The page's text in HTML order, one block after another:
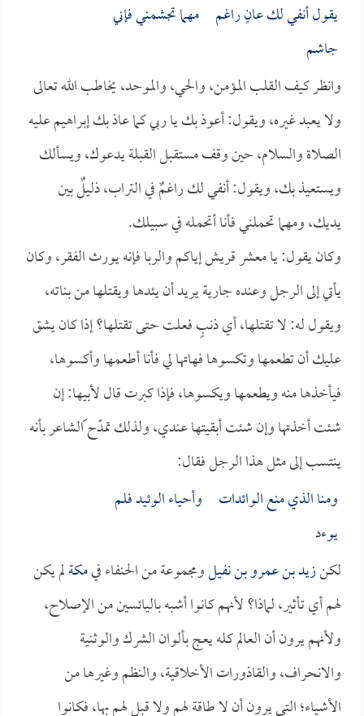
يقول أنفي لك عانٍ راغم مهما تجشمني فإني
جاشم
وانظر كيف القلب المؤمن، والحي، والموحد، يخاطب الله تعالى
ولا يعبد غيره، ويقول: أعوذ بك يا ربي كما عاذ بك إبراهيم عليه
الصلاة والسلام، حين وقف مستقبل القبلة يدعوك، ويسألك
ويستعيذ بك، ويقول: أنفي لك راغمٌ في التراب، ذليلٌ بين
يديك، ومهما تحملني فأنا أتحمله في سبيلك.
وكان يقول: يا معشر قريش إياكم والربا فإنه يورث الفقر، وكان
يأتي إلى الرجل وعنده جارية يريد أن يئدها ويقتلها من بناته،
ويقول له: لا تقتلها، أي ذنبٍ فعلت حتى تقتلها؟ إذا كان يشق
عليك أن تطعمها وتكسوها فهاتها لي فأنا أطعمها وأكسوها،
فيأخذها منه ويطعمها ويكسوها، فإذا كبرت قال لأبيها: إن
شئت أخذتها وإن شئت أبقيتها عندي، ولذلك تمدّح ََالشاعر بأنه
ينتسب إلى مثل هذا الرجل فقال:
ومنا الذي منع الوائدات وأحياء الوئيد فلم
يوءد
لكنزيد بن عمرو بن نفيلومجموعة من الحنفاء فيمكةلم يكن
لهم أي تأثير، لماذا؟ لأنهم كانوا أشبه باليائسين من الإصلاح،
ولأنهم يرون أن العالم كله يعج بألوان الشرك والوثنية
والانحراف، والقاذورات الأخلاقية، والنظم وغيرها من
الأشياء؛ التي يرون أن لا طاقة لهم ولا قبل لهم بها، فكانوا